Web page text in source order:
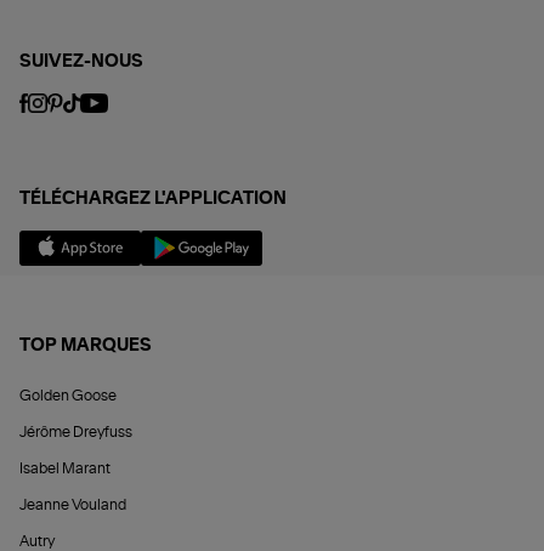
SUIVEZ-NOUS
TÉLÉCHARGEZ L'APPLICATION
TOP MARQUES
Golden Goose
Jérôme Dreyfuss
Isabel Marant
Jeanne Vouland
Autry